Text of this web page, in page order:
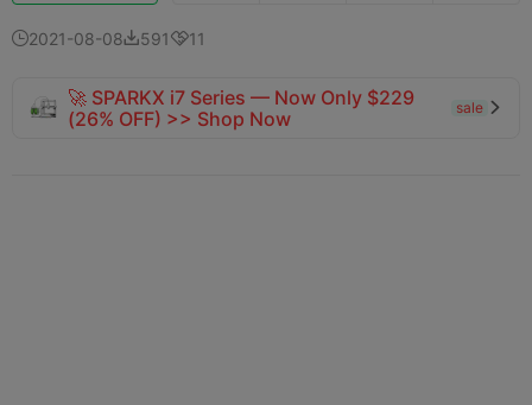
2021-08-0859111
🚀 SPARKX i7 Series — Now Only $229
(26% OFF) >> Shop Now
sale 